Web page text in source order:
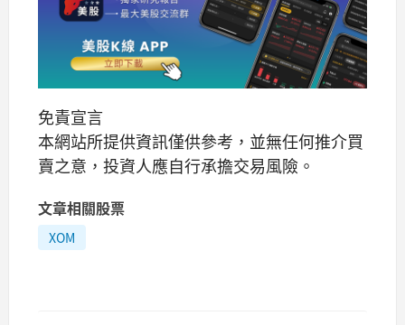
免責宣言
本網站所提供資訊僅供參考，並無任何推介買
賣之意，投資人應自行承擔交易風險。
文章相關股票
XOM